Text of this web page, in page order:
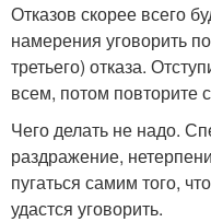
Отказов скорее всего
намерения уговорить
третьего) отказа.
всем, потом повторите
Чего делать не надо.
раздражение,
пугаться самим того,
удастся уговорить.